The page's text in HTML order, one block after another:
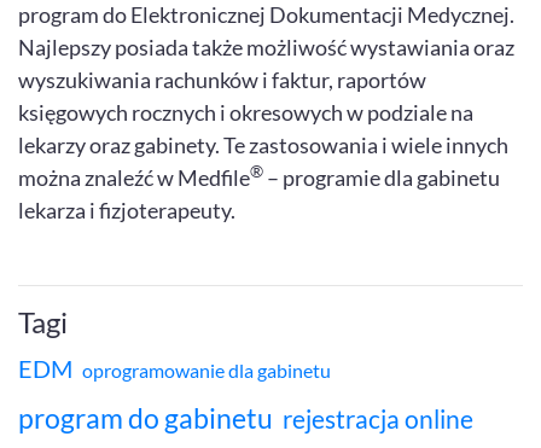
program do Elektronicznej Dokumentacji Medycznej.
Najlepszy posiada także możliwość wystawiania oraz
wyszukiwania rachunków i faktur, raportów
księgowych rocznych i okresowych w podziale na
lekarzy oraz gabinety. Te zastosowania i wiele innych
można znaleźć w Medfile® – programie dla gabinetu
lekarza i fizjoterapeuty.
Tagi
EDM oprogramowanie dla gabinetu
program do gabinetu rejestracja online